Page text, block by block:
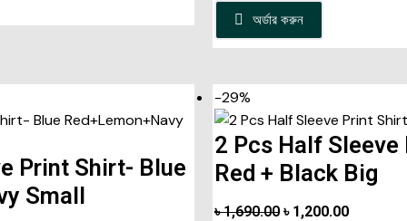
অর্ডার করুন
Print Shirt- Blue
Small
-29%
2 Pcs Half
Red + Black Big
৳1,690.00 ৳ 1,200.00